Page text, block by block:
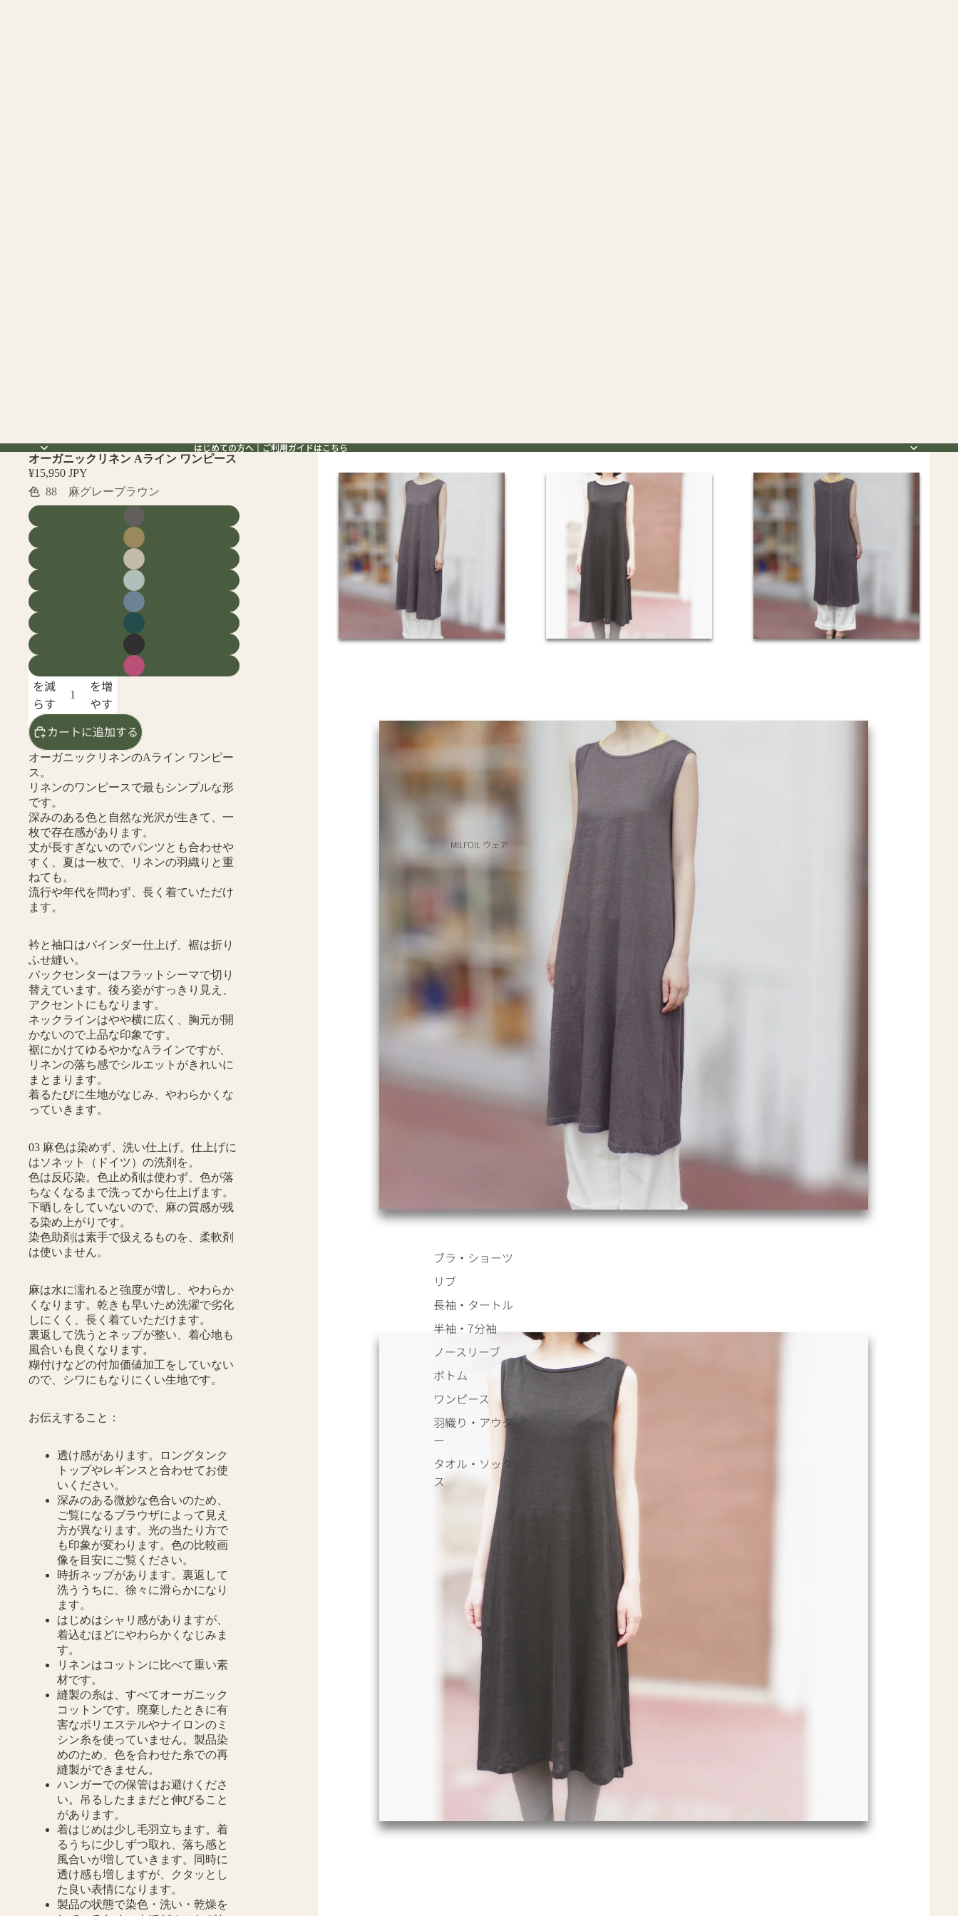
MILFOIL ウェア
ブラ・ショーツ
リブ
長袖・タートル
半袖・7分袖
ノースリーブ
ボトム
ワンピース
羽織り・アウタ
ー
タオル・ソック
ス
はじめての方へ｜ご利用ガイドはこちら
はじめての方へ｜ご利用ガイドはこちら
オーガニックリネン Aライン ワンピース
¥15,950 JPY
色 88 麻グレーブラウン
を減
らす
を増
やす
カートに追加する
オーガニックリネンのAライン ワンピー
ス。
リネンのワンピースで最もシンプルな形
です。
深みのある色と自然な光沢が生きて、一
枚で存在感があります。
丈が長すぎないのでパンツとも合わせや
すく、夏は一枚で、リネンの羽織りと重
ねても。
流行や年代を問わず、長く着ていただけ
ます。
衿と袖口はバインダー仕上げ、裾は折り
ふせ縫い。
バックセンターはフラットシーマで切り
替えています。後ろ姿がすっきり見え、
アクセントにもなります。
ネックラインはやや横に広く、胸元が開
かないので上品な印象です。
裾にかけてゆるやかなAラインですが、
リネンの落ち感でシルエットがきれいに
まとまります。
着るたびに生地がなじみ、やわらかくな
っていきます。
03 麻色は染めず、洗い仕上げ。仕上げに
はソネット（ドイツ）の洗剤を。
色は反応染。色止め剤は使わず、色が落
ちなくなるまで洗ってから仕上げます。
下晒しをしていないので、麻の質感が残
る染め上がりです。
染色助剤は素手で扱えるものを、柔軟剤
は使いません。
麻は水に濡れると強度が増し、やわらか
くなります。乾きも早いため洗濯で劣化
しにくく、長く着ていただけます。
裏返して洗うとネップが整い、着心地も
風合いも良くなります。
糊付けなどの付加価値加工をしていない
ので、シワにもなりにくい生地です。
お伝えすること：
透け感があります。ロングタンク
トップやレギンスと合わせてお使
いください。
深みのある微妙な色合いのため、
ご覧になるブラウザによって見え
方が異なります。光の当たり方で
も印象が変わります。色の比較画
像を目安にご覧ください。
時折ネップがあります。裏返して
洗ううちに、徐々に滑らかになり
ます。
はじめはシャリ感がありますが、
着込むほどにやわらかくなじみま
す。
リネンはコットンに比べて重い素
材です。
縫製の糸は、すべてオーガニック
コットンです。廃棄したときに有
害なポリエステルやナイロンのミ
シン糸を使っていません。製品染
めのため、色を合わせた糸での再
縫製ができません。
ハンガーでの保管はお避けくださ
い。吊るしたままだと伸びること
があります。
着はじめは少し毛羽立ちます。着
るうちに少しずつ取れ、落ち感と
風合いが増していきます。同時に
透け感も増しますが、クタッとし
た良い表情になります。
製品の状態で染色・洗い・乾燥を